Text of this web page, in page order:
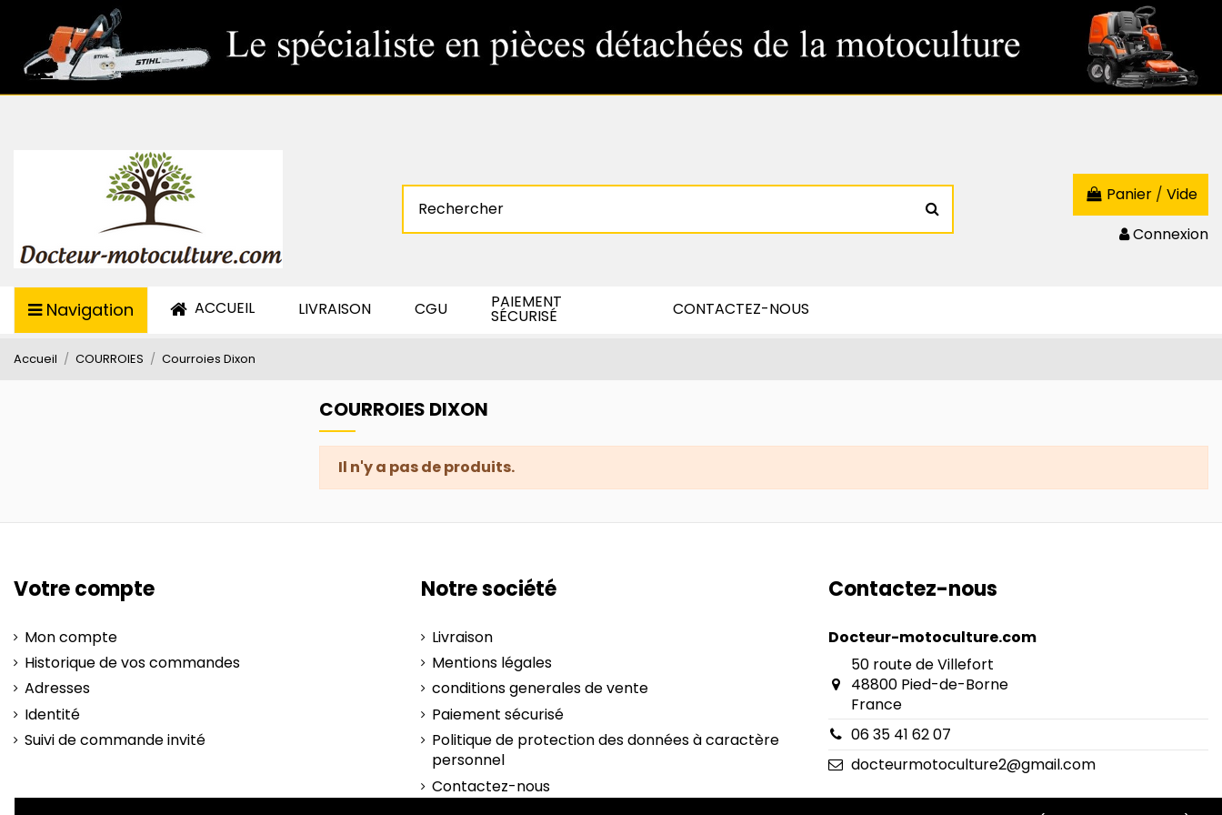
Panier / Vide
Connexion
Navigation ACCUEIL LIVRAISON CGU PAIEMENT
SÉCURISÉ CONTACTEZ-NOUS
Accueil COURROIES Courroies Dixon
COURROIES DIXON
Il n'y a pas de produits.
Votre compte
Mon compte
Historique de vos commandes
Adresses
Identité
Suivi de commande invité
Notre société
Livraison
Mentions légales
conditions generales de vente
Paiement sécurisé
Politique de protection des données à caractère
personnel
Contactez-nous
Contactez-nous
Docteur-motoculture.com
50 route de Villefort
48800 Pied-de-Borne
France
06 35 41 62 07
docteurmotoculture2@gmail.com